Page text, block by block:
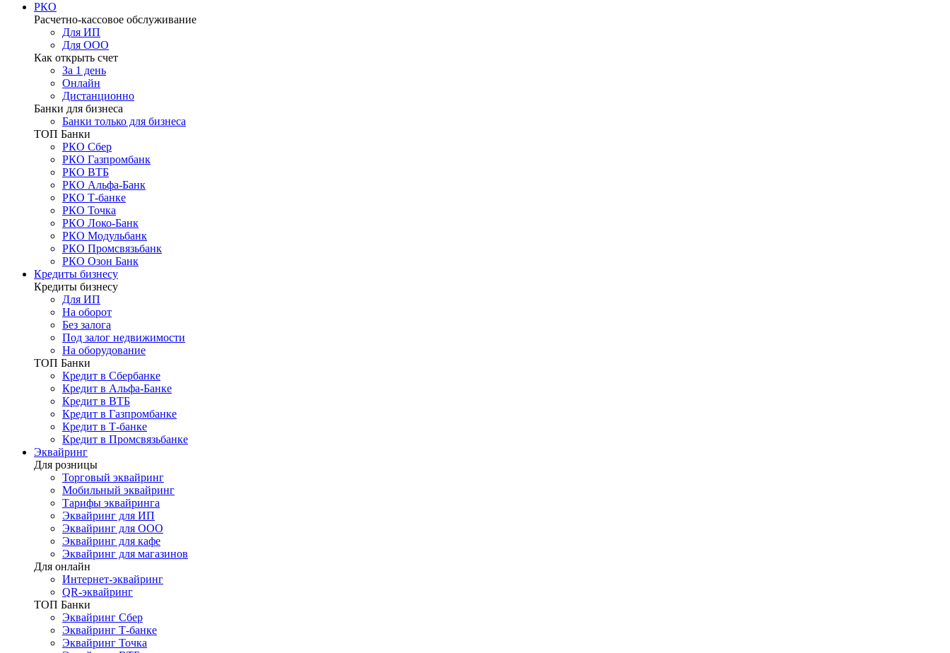
РКО
Расчетно-кассовое обслуживание
Для ИП
Для ООО
Как открыть счет
За 1 день
Онлайн
Дистанционно
Банки для бизнеса
Банки только для бизнеса
ТОП Банки
РКО Сбер
РКО Газпромбанк
РКО ВТБ
РКО Альфа-Банк
РКО Т-банке
РКО Точка
РКО Локо-Банк
РКО Модульбанк
РКО Промсвязьбанк
РКО Озон Банк
Кредиты бизнесу
Кредиты бизнесу
Для ИП
На оборот
Без залога
Под залог недвижимости
На оборудование
ТОП Банки
Кредит в Сбербанке
Кредит в Альфа-Банке
Кредит в ВТБ
Кредит в Газпромбанке
Кредит в Т-банке
Кредит в Промсвязьбанке
Эквайринг
Для розницы
Торговый эквайринг
Мобильный эквайринг
Тарифы эквайринга
Эквайринг для ИП
Эквайринг для ООО
Эквайринг для кафе
Эквайринг для магазинов
Для онлайн
Интернет-эквайринг
QR-эквайринг
ТОП Банки
Эквайринг Сбер
Эквайринг Т-банке
Эквайринг Точка